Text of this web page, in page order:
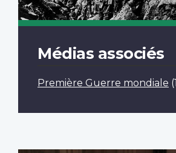
Médias associés
Première Guerre mondiale